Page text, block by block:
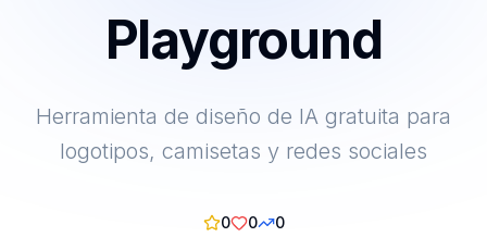
Playground
Herramienta de diseño de IA gratuita para
logotipos, camisetas y redes sociales
0 0 0